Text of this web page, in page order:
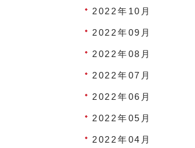
2022年10月
2022年09月
2022年08月
2022年07月
2022年06月
2022年05月
2022年04月